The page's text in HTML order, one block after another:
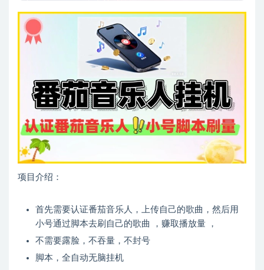
项目介绍：
首先需要认证番茄音乐人，上传自己的歌曲，然后用
小号通过脚本去刷自己的歌曲 ，赚取播放量 ，
不需要露脸，不吞量，不封号
脚本，全自动无脑挂机